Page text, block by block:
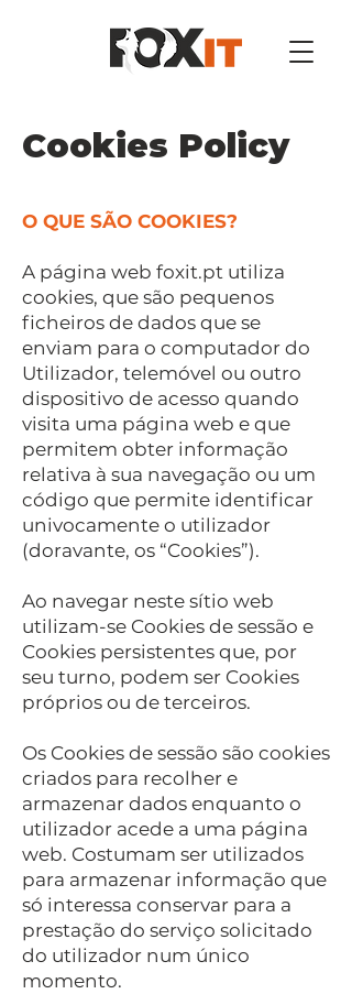
Cookies Policy
O QUE SÃO COOKIES?
A página web foxit.pt utiliza
cookies, que são pequenos
ficheiros de dados que se
enviam para o computador do
Utilizador, telemóvel ou outro
dispositivo de acesso quando
visita uma página web e que
permitem obter informação
relativa à sua navegação ou um
código que permite identificar
univocamente o utilizador
(doravante, os “Cookies”).
Ao navegar neste sítio web
utilizam-se Cookies de sessão e
Cookies persistentes que, por
seu turno, podem ser Cookies
próprios ou de terceiros.
Os Cookies de sessão são cookies
criados para recolher e
armazenar dados enquanto o
utilizador acede a uma página
web. Costumam ser utilizados
para armazenar informação que
só interessa conservar para a
prestação do serviço solicitado
do utilizador num único
momento.